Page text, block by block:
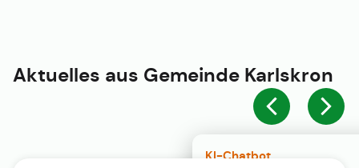
KI-Chatbot
Aktuelles aus Gemeinde Karlskron